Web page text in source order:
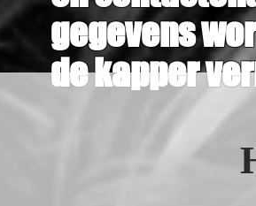
gegevens
de kapper